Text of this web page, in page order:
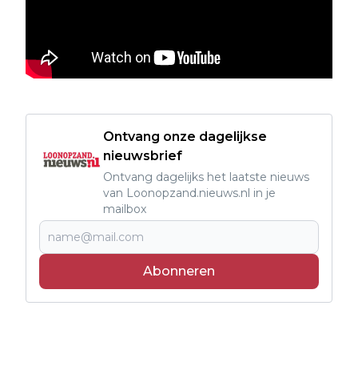
Ontvang onze dagelijkse
nieuwsbrief
Ontvang dagelijks het laatste nieuws
van Loonopzand.nieuws.nl in je
mailbox
Abonneren